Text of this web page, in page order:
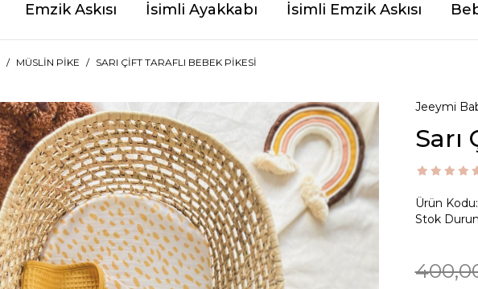
Emzik Askısı İsimli Ayakkabı İsimli Emzik Askısı
MÜSLIN PIKE SARI ÇIFT TARAFLI BEBEK PIKESI
Jeeymi
Sarı
Ürün Kodu:
Stok